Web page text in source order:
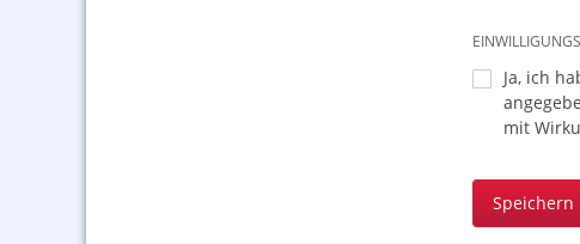
Ja, ich
mit
Speichern